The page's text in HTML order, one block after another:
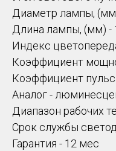
Диаметр лампы,
Длина лампы, (мм) -
Индекс
Коэффициент
Коэффициент
Аналог -
Диапазон рабочих
Срок службы
Гарантия - 12 мес